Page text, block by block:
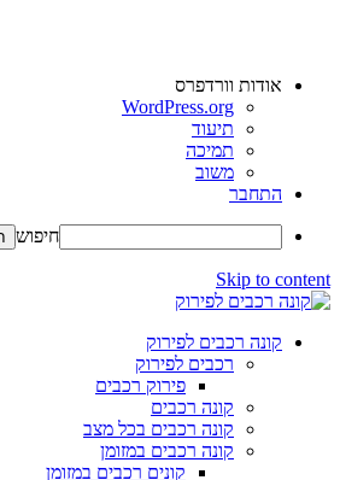
אודות וורדפרס
WordPress.org
תיעוד
תמיכה
משוב
התחבר
חיפוש
Skip to content
קונה רכבים לפירוק
רכבים לפירוק
פירוק רכבים
קונה רכבים
קונה רכבים בכל מצב
קונה רכבים במזומן
קונים רכבים במזומן